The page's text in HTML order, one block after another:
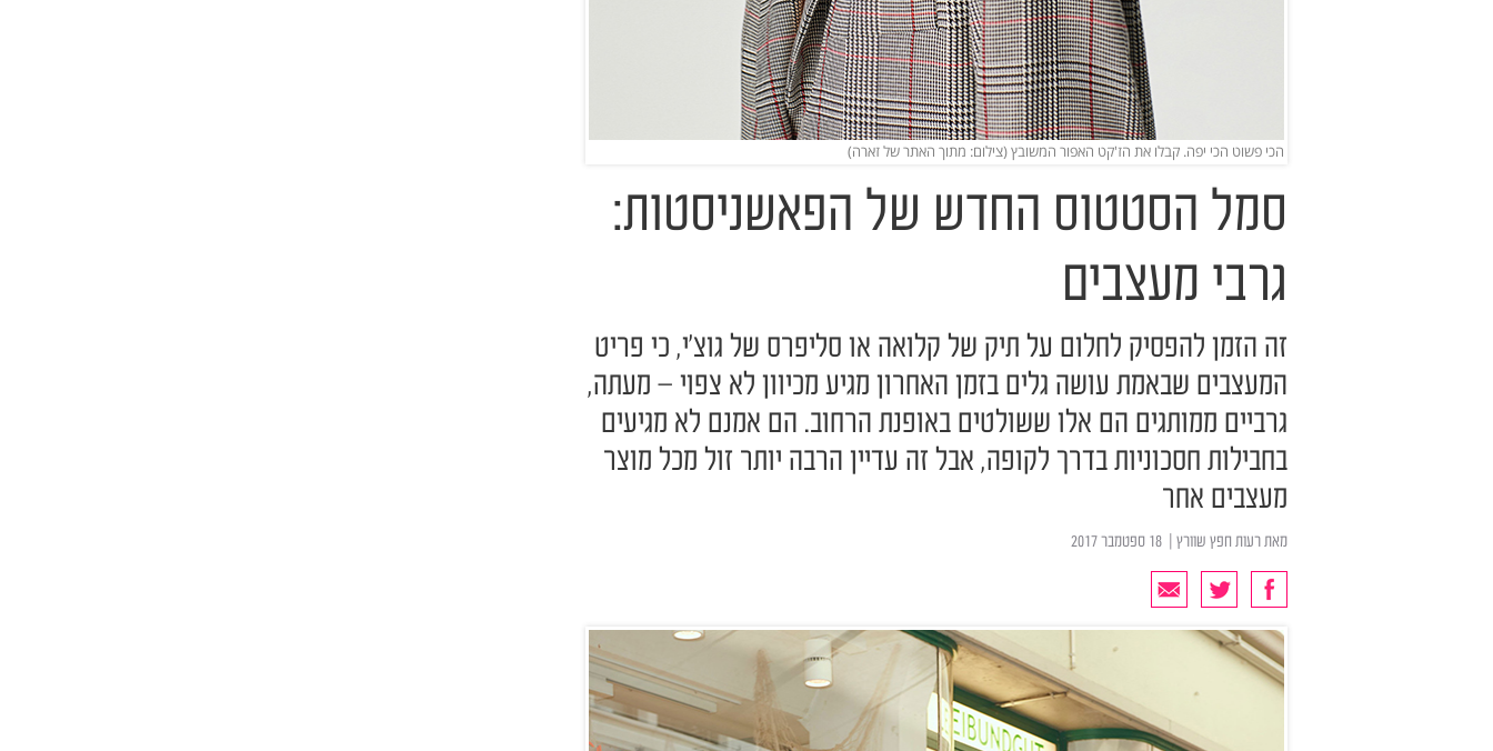
הכי פשוט הכי יפה. קבלו את הז'קט האפור המשובץ (צילום: מתוך האתר של זארה)
סמל הסטטוס החדש של הפאשניסטות:
גרבי מעצבים
זה הזמן להפסיק לחלום על תיק של קלואה או סליפרס של גוצ'י, כי פריט
המעצבים שבאמת עושה גלים בזמן האחרון מגיע מכיוון לא צפוי – מעתה,
גרביים ממותגים הם אלו ששולטים באופנת הרחוב. הם אמנם לא מגיעים
בחבילות חסכוניות בדרך לקופה, אבל זה עדיין הרבה יותר זול מכל מוצר
מעצבים אחר
מאתרעות חפץ שוורץ